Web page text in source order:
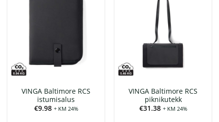
VINGA Baltimore RCS
istumisalus
€9.98 + KM 24%
VINGA Baltimore RCS
piknikutekk
€31.38 + KM 24%